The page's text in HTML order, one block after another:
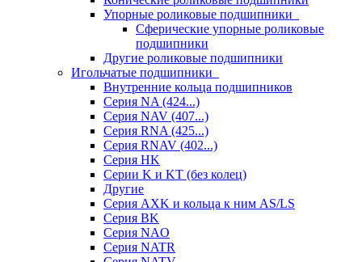
Упорные роликовые подшипники
Сферические упорные роликовые
подшипники
Другие роликовые подшипники
Игольчатые подшипники
Внутренние кольца подшипников
Серия NA (424...)
Серия NAV (407...)
Серия RNA (425...)
Серия RNAV (402...)
Серия HK
Серии K и KT (без колец)
Другие
Серия AXK и кольца к ним AS/LS
Серия BK
Серия NAO
Серия NATR